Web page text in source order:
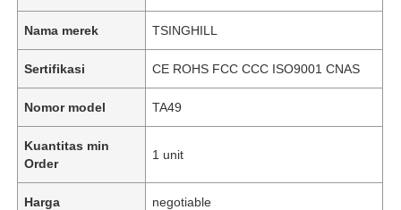
Nama merek TSINGHILL
Sertifikasi CE ROHS FCC CCC ISO9001 CNAS
Nomor model TA49
Kuantitas min
Order
1 unit
Harga negotiable